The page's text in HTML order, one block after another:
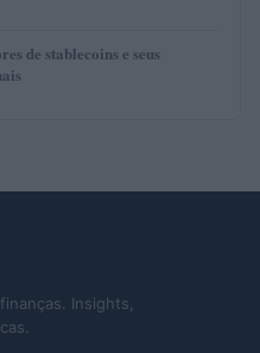
de stablecoins e seus
Insights,